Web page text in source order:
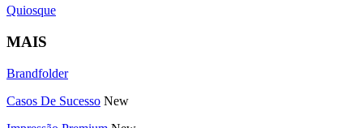
Quiosque
MAIS
Brandfolder
Casos De Sucesso New